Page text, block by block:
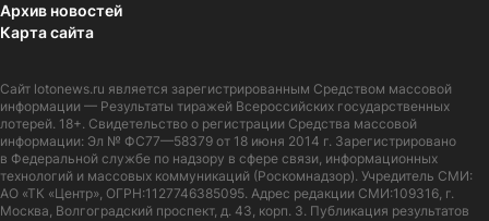
Архив новостей
Карта сайта
Сайт lotonews.ru является зарегистрированным Средством массовой
информации — Результаты тиражей Всероссийских государственных
лотерей. 18+. Свидетельство о регистрации Средства массовой
информации: Эл № ФС77—58379 от 18 июня 2014 г. Зарегистрировано
в Федеральной службе по надзору в сфере связи, информационных
технологий и массовых коммуникаций (Роскомнадзор). Учредитель СМИ:
АО «ТК «Центр», ОГРН:1127746385095. Адрес редакции СМИ:109316, г.
Москва, Волгоградский проспект, д. 43, корп. 3. Публикация результатов